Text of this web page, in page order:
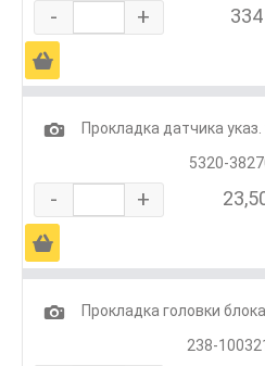
- +
Ä
1
Прокладка датчика
5320-
- +
Ä
1
Прокладка головки
238-